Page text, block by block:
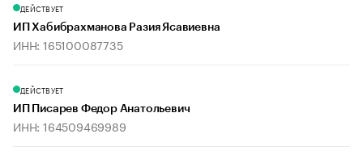
ДЕЙСТВУЕТ
ИП Хабибрахманова Разия Ясавиевна
ИНН: 165100087735
ДЕЙСТВУЕТ
ИП Писарев Федор Анатольевич
ИНН: 164509469989